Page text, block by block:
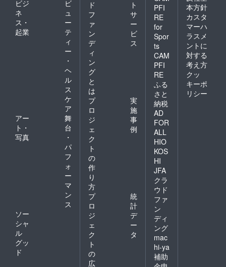
ビジ
ネ
ス・
起業
ビ
ュ
ー
テ
ィ
ー
・
ヘ
ル
ス
ケ
ア
アー
ト・
写真
舞
台
・
パ
フ
ォ
ー
マ
ン
ス
ソー
シャ
ル
グッ
ド
ド
フ
ァ
ン
デ
ィ
ン
グ
と
は
ト
サ
ー
ビ
ス
プ
ロ
ジ
ェ
ク
ト
の
作
り
方
実
施
事
例
プ
ロ
ジ
ェ
ク
ト
の
広
統
計
デ
ー
タ
PFI
RE
for
Spor
ts
CAM
PFI
RE
ふる
さと
納税
AD
FOR
ALL
HIO
KOS
HI
JFA
クラ
ウド
ファ
ン
ディ
ング
mac
hi-ya
補助
本方針
カスタ
マーハ
ラスメ
ントに
対する
考え方
クッ
キーポ
リシー